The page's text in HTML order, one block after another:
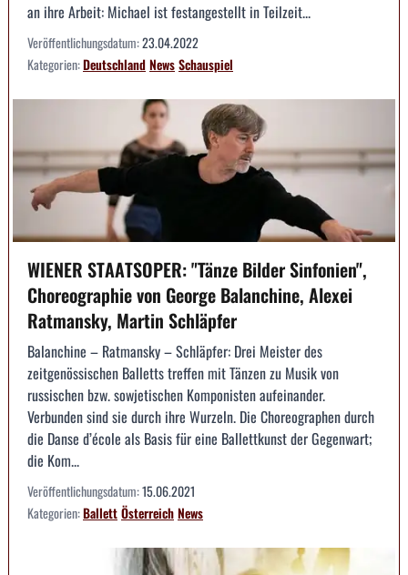
an ihre Arbeit: Michael ist festangestellt in Teilzeit...
Veröffentlichungsdatum:23.04.2022
Kategorien:DeutschlandNewsSchauspiel
WIENER STAATSOPER: "Tänze Bilder Sinfonien",
Choreographie von George Balanchine, Alexei
Ratmansky, Martin Schläpfer
Balanchine – Ratmansky – Schläpfer: Drei Meister des
zeitgenössischen Balletts treffen mit Tänzen zu Musik von
russischen bzw. sowjetischen Komponisten aufeinander.
Verbunden sind sie durch ihre Wurzeln. Die Choreographen durch
die Danse d’école als Basis für eine Ballettkunst der Gegenwart;
die Kom...
Veröffentlichungsdatum:15.06.2021
Kategorien:BallettÖsterreichNews